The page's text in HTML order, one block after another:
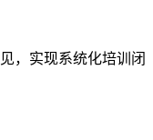
，实现系统化培训闭